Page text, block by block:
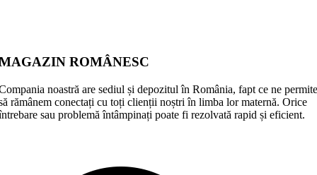
ROMÂNESC
noastră are sediul și depozitul în România, fapt ce ne permite
rămânem conectați cu toți clienții noștri în limba lor maternă. Orice
sau problemă întâmpinați poate fi rezolvată rapid și eficient.